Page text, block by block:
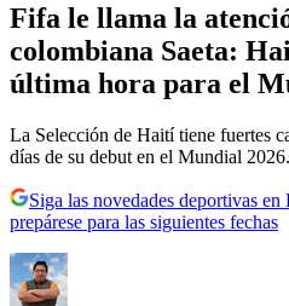
Fifa le llama la
colombiana Saeta:
última hora para el
La Selección de Haití tiene fuertes
días de su debut en el Mundial 2026.
Siga las novedades deportivas
prepárese para las siguientes fechas